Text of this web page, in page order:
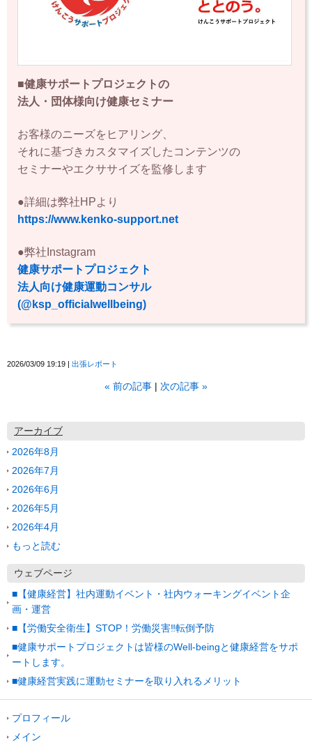
■健康サポートプロジェクトの
法人・団体様向け健康セミナー
お客様のニーズをヒアリング、
それに基づきカスタマイズしたコンテンツの
セミナーやエクササイズを監修します
●詳細は弊社HPより
https://www.kenko-support.net
●弊社Instagram
健康サポートプロジェクト
法人向け健康運動コンサル
(@ksp_officialwellbeing)
2026/03/09 19:19 出張レポート
« 前の記事 次の記事 »
アーカイブ
2026年8月
2026年7月
2026年6月
2026年5月
2026年4月
もっと読む
ウェブページ
■【健康経営】社内運動イベント・社内ウォーキングイベント企
画・運営
■【労働安全衛生】STOP！労働災害‼転倒予防
■健康サポートプロジェクトは皆様のWell-beingと健康経営をサポ
ートします。
■健康経営実践に運動セミナーを取り入れるメリット
プロフィール
メイン